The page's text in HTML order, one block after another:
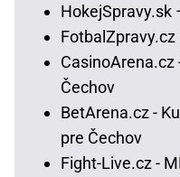
HokejSpravy.sk
CasinoArena.cz
Čechov
BetArena.cz -
pre Čechov
Fight-Live.cz -